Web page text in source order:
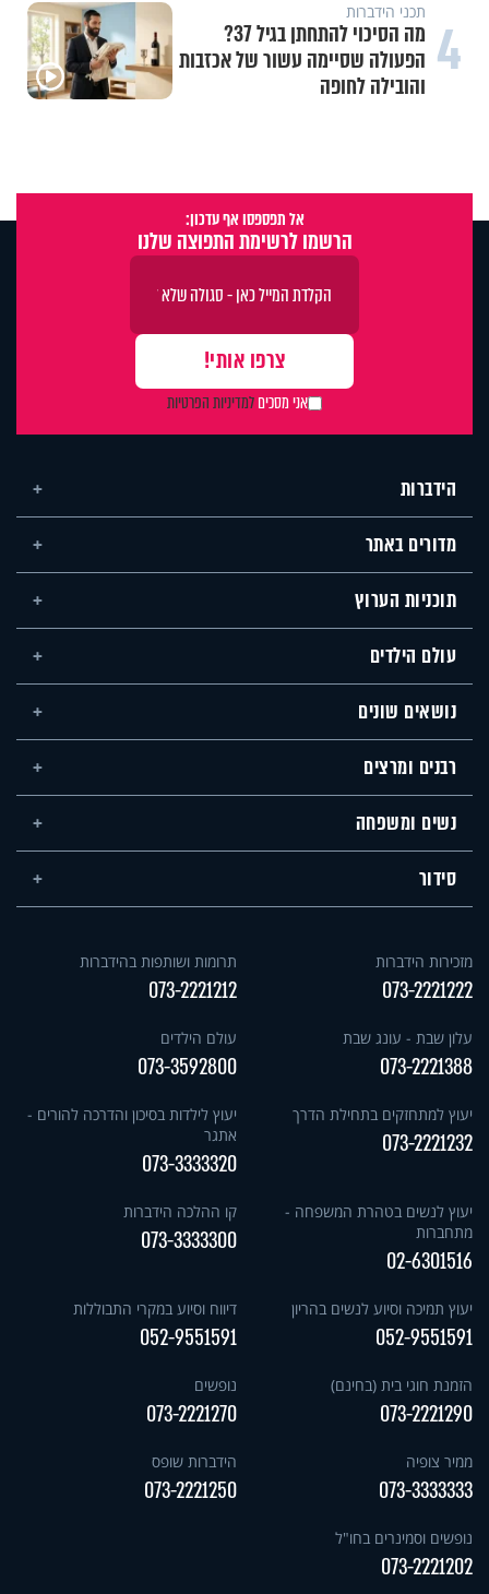
4 תכני הידברות
מה הסיכוי להתחתן בגיל 37?
הפעולה שסיימה עשור של אכזבות
והובילה לחופה
אל תפספסו אף עדכון:
הרשמו לרשימת התפוצה שלנו
אני מסכיםלמדיניות הפרטיות
הידברות
מדורים באתר
תוכניות הערוץ
עולם הילדים
נושאים שונים
רבנים ומרצים
נשים ומשפחה
סידור
מזכירות הידברות
073-2221222
תרומות ושותפות בהידברות
073-2221212
עלון שבת - עונג שבת
073-2221388
עולם הילדים
073-3592800
יעוץ למתחזקים בתחילת הדרך
073-2221232
יעוץ לילדות בסיכון והדרכה להורים -
אתגר
073-3333320
יעוץ לנשים בטהרת המשפחה -
מתחברות
02-6301516
קו ההלכה הידברות
073-3333300
יעוץ תמיכה וסיוע לנשים בהריון
052-9551591
דיווח וסיוע במקרי התבוללות
052-9551591
הזמנת חוגי בית (בחינם)
073-2221290
נופשים
073-2221270
ממיר צופיה
073-3333333
הידברות שופס
073-2221250
נופשים וסמינרים בחו"ל
073-2221202